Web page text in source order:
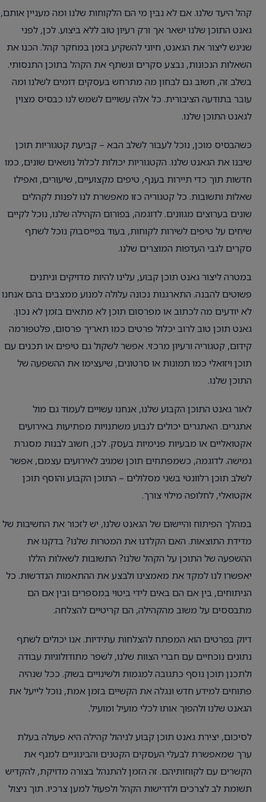
קהל היעד שלנו. אם לא נבין מי הם הלקוחות שלנו ומה מעניין אותם,
גאנט התוכן שלנו ישאר אך ורק רעיון טוב ללא ביצוע. לכן, לפני
שניגש ליצור את הגאנט, חיוני להשקיע בזמן במחקר קהל. הכנו את
השאלות הנכונות, נבצע סקרים ונשתף את הקהל בתוכן התנסותי.
בשלב זה, חשוב גם לבחון מה מתרחש בעסקים דומים לשלנו ומה
עובר בתודעה הציבורית. כל אלה עשויים לשמש לנו כבסיס מצוין
לגאנט התוכן שלנו.
כשהבסיס מוכן, נוכל לעבור לשלב הבא – קביעת קטגוריות תוכן
שיבנו את הגאנט שלנו. הקטגוריות יכולות לכלול נושאים שונים, כמו
חדשות תוך כדי תיירות בענף, טיפים מקצועיים, שיעורים, ואפילו
שאלות ותשובות. כל קטגוריה כזו מאפשרת לנו לפנות לקהלים
שונים בערוצים מגוונים. לדוגמה, בפורום הקהילה שלנו, נוכל לקיים
שיחים על טיפים לשירות לקוחות, בעוד בפייסבוק נוכל לשתף
סקרים לגבי העדפות המוצרים שלנו.
במטרה ליצור גאנט תוכן קבוע, עלינו להיות מדויקים וניתנים
פשוטים להבנה. התארגנות נכונה עלולה למנוע ממצבים בהם אנחנו
לא יודעים מה לכתוב או מפרסום תוכן לא מתאים בזמן לא נכון.
גאנט תוכן טוב לרוב יכלול פרטים כמו תאריך פרסום, פלטפורמה
קידום, קטגוריה ורעיון מרכזי. אפשר לשקול גם טיפים או תכנים עם
תוכן ויזואלי כמו תמונות או סרטונים, שיעצימו את ההשפעה של
התוכן שלנו.
לאור גאנט התוכן הקבוע שלנו, אנחנו עשויים לעמוד גם מול
אתגרים. האתגרים יכולים לנבוע משתנויות מפתיעות באירועים
אקטואליים או מבעיות פנימיות בעסק. לכן, חשוב לבנות מסגרת
גמישה. לדוגמה, כשמפתחים תוכן שמגיב לאירועים עצמם, אפשר
לשלב תוכן רלוונטי בשני מסלולים – התוכן הקבוע והוסף תוכן
אקטואלי, לחלופה מילוי צורך.
במהלך הפיתוח והיישום של הגאנט שלנו, יש לזכור את החשיבות של
מדידת התוצאות. האם הקלדנו את המטרות שלנו? בדקנו את
ההשפעה של התוכן על הקהל שלנו? התשובות לשאלות הללו
יאפשרו לנו למקד את מאמצינו ולבצע את ההתאמות הנדרשות. כל
הניתוחים, בין אם הם באים לידי ביטוי במספרים ובין אם הם
מתבססים על משוב מהקהילה, הם קריטיים להצלחה.
דיוק בפרטים הוא המפתח להצלחות עתידיות. אנו יכולים לשתף
נתונים נוכחיים עם חברי הצוות שלנו, לשפר מתודולוגיות עבודה
ולתכנן תוכן נוסף כתגובה למגמות ולשינויים בשוק. ככל שנהיה
פתוחים למידע חדש ונגלה את הקשיים בזמן אמת, נוכל לייעל את
הגאנט שלנו ולהפוך אותו לכלי מועיל ומועיל.
לסיכום, יצירת גאנט תוכן קבוע לניהול קהילה היא פעולה בעלת
ערך שמאפשרת לבעלי העסקים הקטנים והבינוניים למנף את
הקשרים עם לקוחותיהם. זה הזמן להתנהל בצורה מדויקת, להקדיש
תשומת לב לצרכים ולדרישות הקהל ולפעול למען צרכיו. תוך ניצול